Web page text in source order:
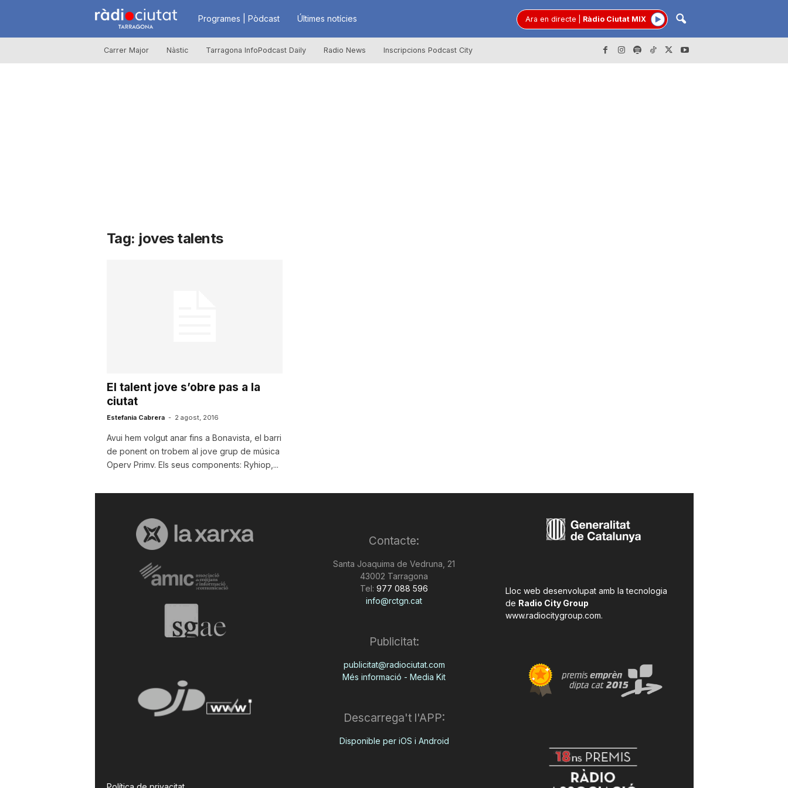
R
à
t
e
a
g
Programes | Pòdcast Últimes notícies Ara en directe Ràdio Ciutat MIX
Carrer Major Nàstic Tarragona InfoPodcast Daily Radio News Inscripcions Podcast City
Tag: joves talents
El talent jove s’obre pas a la
ciutat
Estefania Cabrera - 2 agost, 2016
Avui hem volgut anar fins a Bonavista, el barri
de ponent on trobem al jove grup de música
Operv Primv. Els seus components: Ryhiop,...
Contacte:
Santa Joaquima de Vedruna, 21
43002 Tarragona
Tel: 977 088 596
info@rctgn.cat
Publicitat:
publicitat@radiociutat.com
Més informació - Media Kit
Descarrega't l'APP:
Disponible per iOS i Android
Lloc web desenvolupat amb la tecnologia
de Radio City Group
www.radiocitygroup.com.